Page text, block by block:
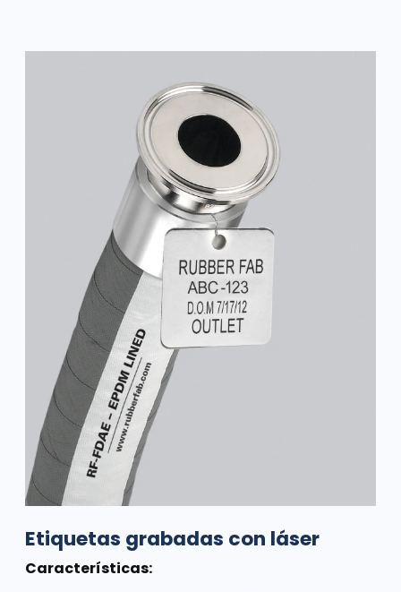
Etiquetas grabadas con láser
Características: